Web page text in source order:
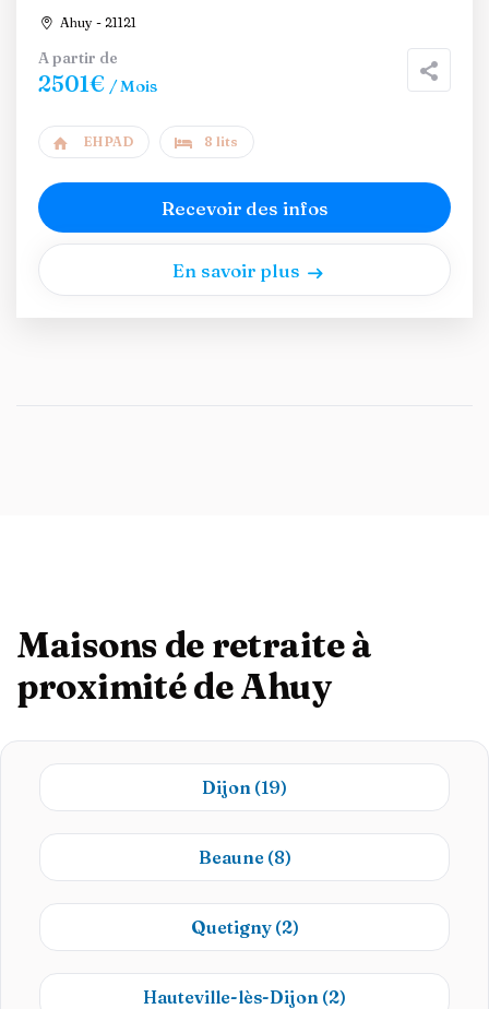
Ahuy - 21121
A partir de
2501€ / Mois
EHPAD 8 lits
Recevoir des infos
En savoir plus
Maisons de retraite à
proximité de Ahuy
Dijon (19)
Beaune (8)
Quetigny (2)
Hauteville-lès-Dijon (2)